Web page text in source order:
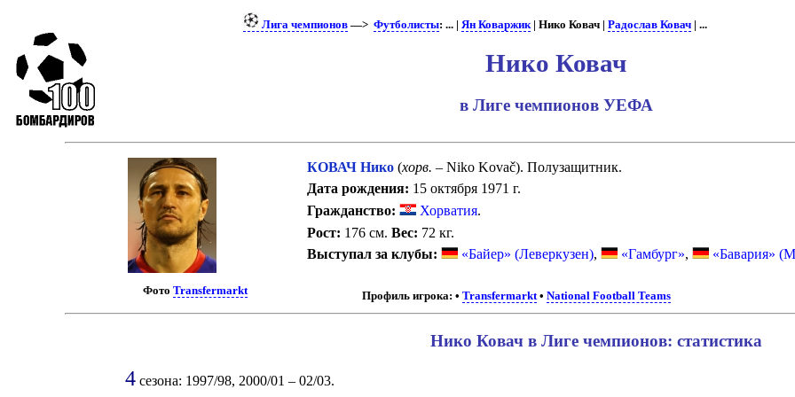
Лига чемпионов —>Футболисты: ... |Ян Коваржик| Нико Ковач |Радослав Ковач | ...
Нико Ковач
в Лиге чемпионов УЕФА
ФотоTransfermarkt
КОВАЧ Нико (хорв. – Niko Kovač). Полузащитник.
Дата рождения: 15 октября 1971 г.
Гражданство:
Хорватия.
Рост: 176 см.Вес: 72 кг.
Выступал за клубы:
«Байер» (Леверкузен), «Гамбург», «Бавария»
Профиль игрока: • Transfermarkt• National Football Teams
Нико Ковач в Лиге чемпионов: статистика
4сезона: 1997/98, 2000/01 – 02/03.